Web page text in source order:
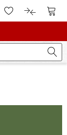
Naar deNaar de